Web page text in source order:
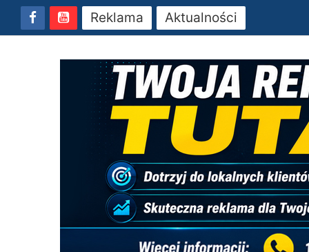
Reklama Aktualności